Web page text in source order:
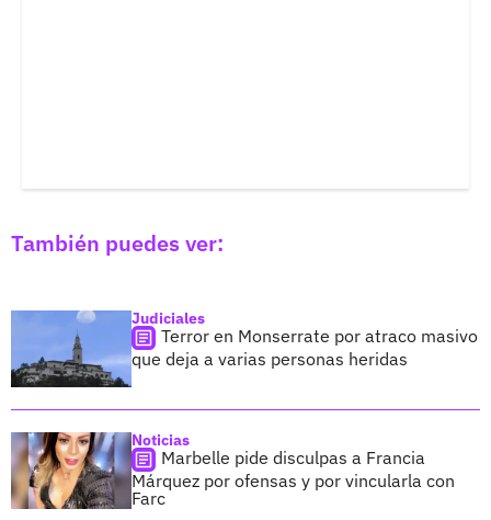
También puedes ver:
Judiciales
Terror en Monserrate por atraco masivo
que deja a varias personas heridas
Noticias
Marbelle pide disculpas a Francia
Márquez por ofensas y por vincularla con
Farc